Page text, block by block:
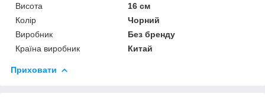
Висота
16 см
Колір
Чорний
Виробник
Без бренду
Країна виробник
Китай
Приховати